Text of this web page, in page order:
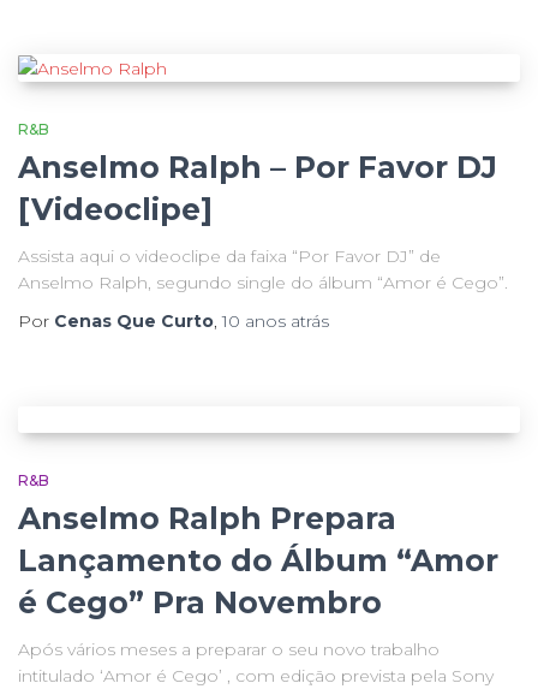
R&B
Anselmo Ralph – Por Favor DJ
[Videoclipe]
Assista aqui o videoclipe da faixa “Por Favor DJ” de
Anselmo Ralph, segundo single do álbum “Amor é Cego”.
Por Cenas Que Curto,10 anos atrás
R&B
Anselmo Ralph Prepara
Lançamento do Álbum “Amor
é Cego” Pra Novembro
Após vários meses a preparar o seu novo trabalho
intitulado ‘Amor é Cego’ , com edição prevista pela Sony